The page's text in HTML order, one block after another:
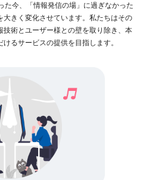
た今、「情報発信の場」に過ぎなかった
大きく変化させています。私たちはその
術とユーザー様との壁を取り除き、本
るサービスの提供を目指します。